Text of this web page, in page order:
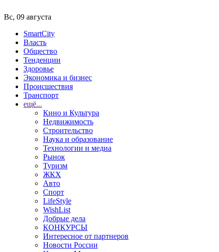
Вс, 09 августа
SmartCity
Власть
Общество
Тенденции
Здоровье
Экономика и бизнес
Происшествия
Транспорт
ещё...
Кино и Культура
Недвижимость
Строительство
Наука и образование
Технологии и медиа
Рынок
Туризм
ЖКХ
Авто
Спорт
LifeStyle
WishList
Добрые дела
КОНКУРСЫ
Интересное от партнеров
Новости России